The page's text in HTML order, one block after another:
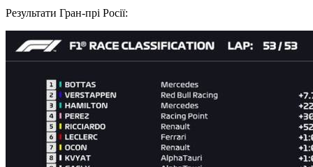
Результати Гран-прі Росії: